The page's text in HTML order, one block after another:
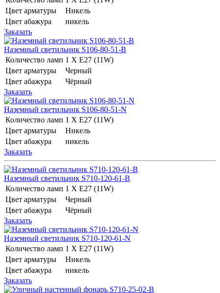
Цвет арматуры
Никель
Цвет абажура
никель
Заказать
Наземный светильник S106-80-51-B
Количество ламп 1 Х E27 (11W)
Цвет арматуры
Черный
Цвет абажура
Чёрный
Заказать
Наземный светильник S106-80-51-N
Количество ламп 1 Х E27 (11W)
Цвет арматуры
Никель
Цвет абажура
никель
Заказать
Наземный светильник S710-120-61-B
Количество ламп 1 Х E27 (11W)
Цвет арматуры
Черный
Цвет абажура
Чёрный
Заказать
Наземный светильник S710-120-61-N
Количество ламп 1 Х E27 (11W)
Цвет арматуры
Никель
Цвет абажура
никель
Заказать